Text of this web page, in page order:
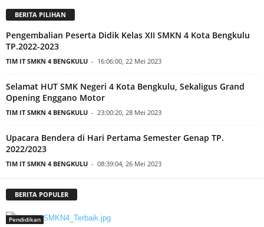
BERITA PILIHAN
Pengembalian Peserta Didik Kelas XII SMKN 4 Kota Bengkulu
TP.2022-2023
TIM IT SMKN 4 BENGKULU - 16:06:00, 22 Mei 2023
Selamat HUT SMK Negeri 4 Kota Bengkulu, Sekaligus Grand
Opening Enggano Motor
TIM IT SMKN 4 BENGKULU - 23:00:20, 28 Mei 2023
Upacara Bendera di Hari Pertama Semester Genap TP.
2022/2023
TIM IT SMKN 4 BENGKULU - 08:39:04, 26 Mei 2023
BERITA POPULER
Pendidikan